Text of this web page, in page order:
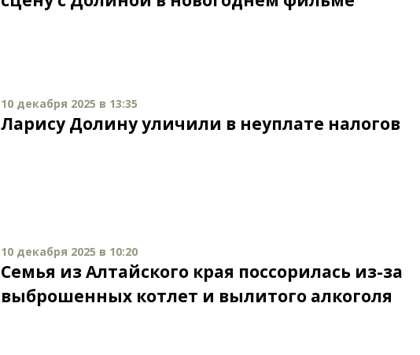
10 декабря 2025 в 13:35
Ларису Долину уличили в неуплате налогов
10 декабря 2025 в 10:20
Семья из Алтайского края поссорилась из-за
выброшенных котлет и вылитого алкоголя